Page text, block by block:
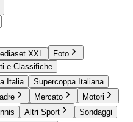
XXL
Foto
e Classifiche
Italia
Supercoppa Italiana
Mercato
Motori
Altri Sport
Sondaggi